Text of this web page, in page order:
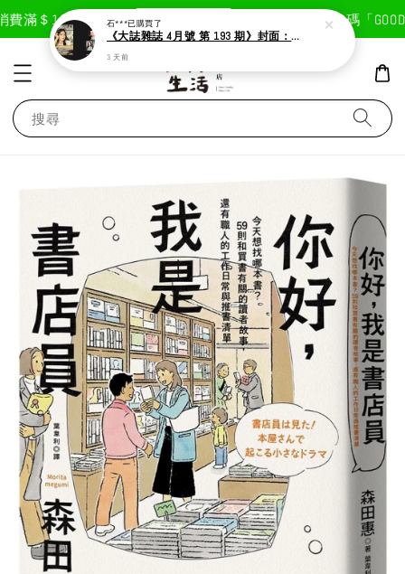
滿＄1800免運費 現在去購物！ 首次註冊輸入折扣碼「
搜尋
石***已購買了
《大誌雜誌 4月號 第 193 期》封面：Solar 頌樂
3 天前